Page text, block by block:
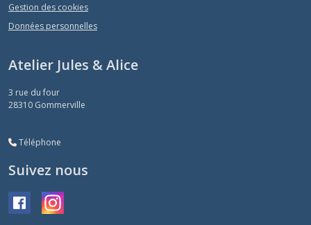
Gestion des cookies
Données personnelles
Atelier Jules & Alice
3 rue du four
28310 Gommerville
Téléphone
Suivez nous